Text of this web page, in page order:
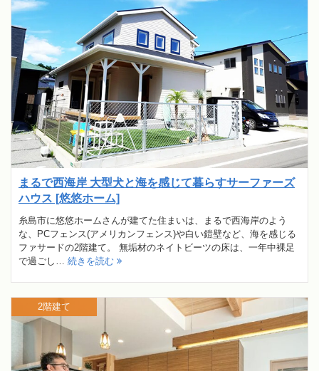
まるで西海岸 大型犬と海を感じて暮らすサーファーズ
ハウス [悠悠ホーム]
糸島市に悠悠ホームさんが建てた住まいは、まるで西海岸のよう
な、PCフェンス(アメリカンフェンス)や白い鎧壁など、海を感じる
ファサードの2階建て。 無垢材のネイトビーツの床は、一年中裸足
で過ごし… 続きを読む
2階建て